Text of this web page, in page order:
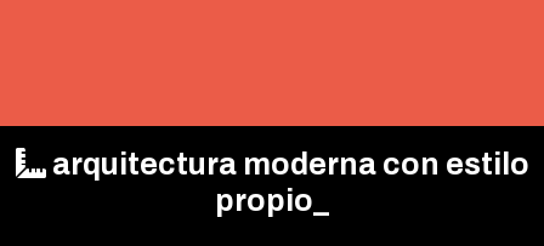
arquitectura moderna con estilo
propio_